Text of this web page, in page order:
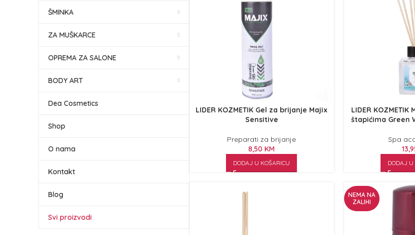
ŠMINKA
ZA MUŠKARCE
OPREMA ZA SALONE
BODY ART
Dea Cosmetics
Shop
O nama
Kontakt
Blog
Svi proizvodi
LIDER KOZMETIK Gel za brijanje Majix
Sensitive
Preparati za brijanje
8,50KM
DODAJ U KOŠARICU
LIDER
štapićima Green
Spa
DODAJ U
NEMA NA
ZALIHI